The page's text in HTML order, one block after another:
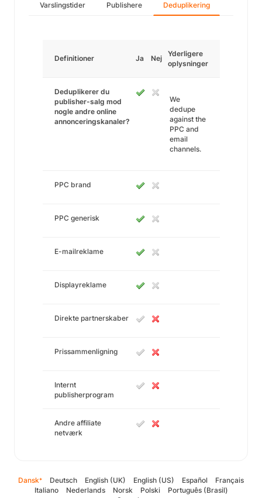
Varslingstider Publishere Deduplikering
Definitioner Ja Nej
Yderligere
oplysninger
Deduplikerer du
publisher-salg mod
nogle andre online
annonceringskanaler?
We
dedupe
against the
PPC and
email
channels.
PPC brand
PPC generisk
E-mailreklame
Displayreklame
Direkte partnerskaber
Prissammenligning
Internt
publisherprogram
Andre affiliate
netværk
Dansk* Deutsch English (UK) English (US) Español
Français
Italiano
Nederlands Norsk Polski
Português (Brasil)